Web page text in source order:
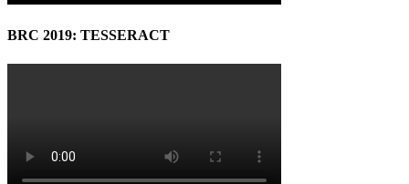
BRC 2019: TESSERACT